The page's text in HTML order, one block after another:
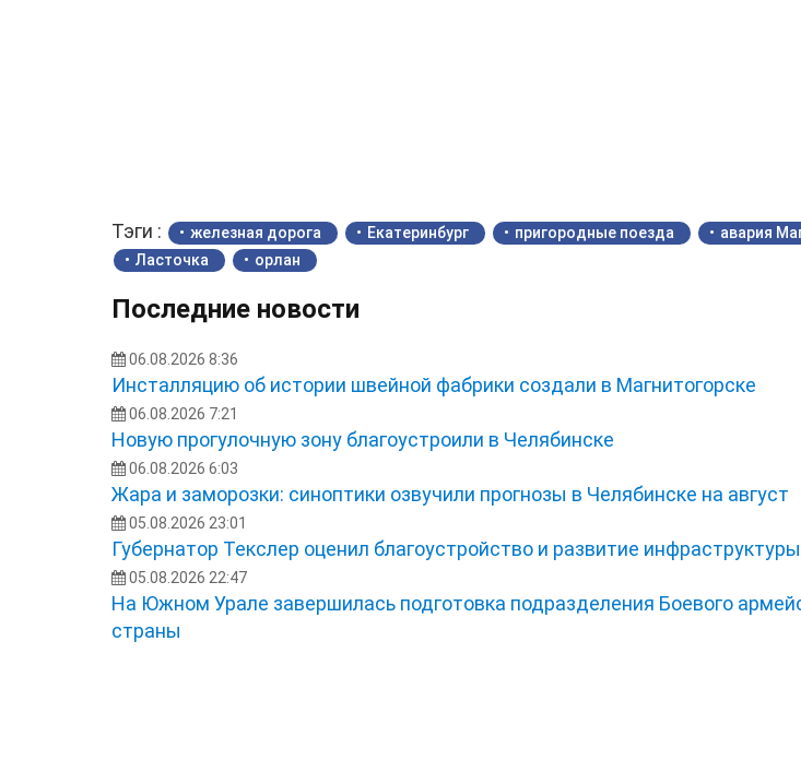
Тэги : железная дорога Екатеринбург пригородные поезда
авария
Ласточка
орлан
Последние новости
06.08.2026 8:36
Инсталляцию об истории швейной фабрики создали в Магнитогорске
06.08.2026 7:21
Новую прогулочную зону благоустроили в Челябинске
06.08.2026 6:03
Жара и заморозки: синоптики озвучили прогнозы в Челябинске на август
05.08.2026 23:01
Губернатор Текслер оценил благоустройство и развитие
05.08.2026 22:47
На Южном Урале завершилась подготовка подразделения Боевого
страны